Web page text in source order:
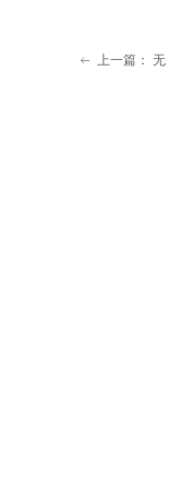
ꂃ 上一篇： 无